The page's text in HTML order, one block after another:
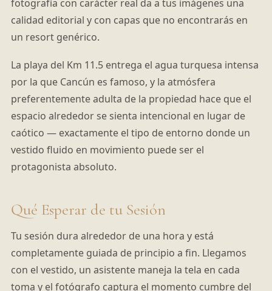
fotografía con carácter real da a tus imágenes una
calidad editorial y con capas que no encontrarás en
un resort genérico.
La playa del Km 11.5 entrega el agua turquesa intensa
por la que Cancún es famoso, y la atmósfera
preferentemente adulta de la propiedad hace que el
espacio alrededor se sienta intencional en lugar de
caótico — exactamente el tipo de entorno donde un
vestido fluido en movimiento puede ser el
protagonista absoluto.
Qué Esperar de tu Sesión
Tu sesión dura alrededor de una hora y está
completamente guiada de principio a fin. Llegamos
con el vestido, un asistente maneja la tela en cada
toma y el fotógrafo captura el momento cumbre del